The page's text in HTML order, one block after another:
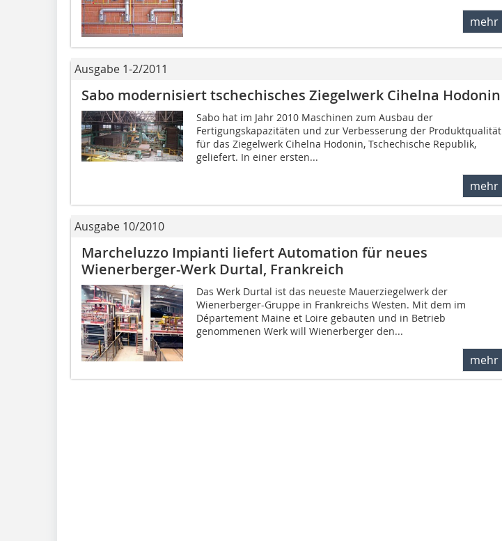
mehr
Ausgabe 1-2/2011
Sabo modernisiert tschechisches Ziegelwerk Cihelna Hodonin
Sabo hat im Jahr 2010 Maschinen zum Ausbau der
Fertigungskapazitäten und zur Verbesserung der Produktqualität
für das Ziegel­werk Cihelna Hodonin, Tschechische Republik,
geliefert. In einer ersten...
mehr
Ausgabe 10/2010
Marcheluzzo Impianti liefert Automation für neues
Wienerberger-Werk Durtal, Frankreich
Das Werk Durtal ist das neueste Mauerziegelwerk der
Wienerberger-Gruppe in Frankreichs Westen. Mit dem im
Département Maine et Loire gebauten und in Betrieb
genommenen Werk will Wienerberger den...
mehr